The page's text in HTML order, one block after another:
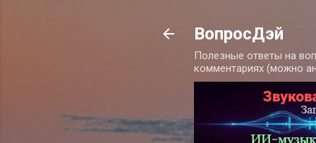
ВопросДэй
Полезные ответы на
комментариях (можно